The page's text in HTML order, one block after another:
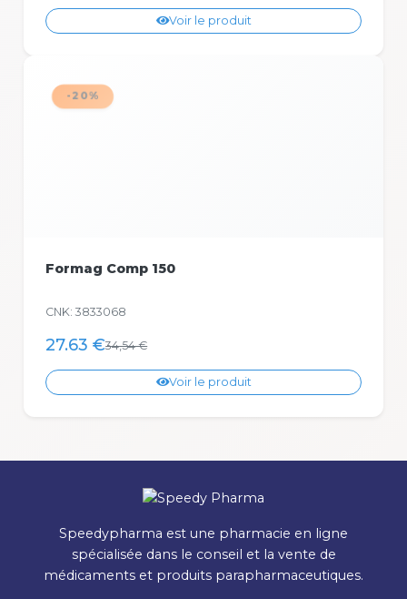
Voir le produit
-20%
Formag Comp 150
CNK: 3833068
27.63 €34,54 €
Voir le produit
Speedypharma est une pharmacie en ligne
spécialisée dans le conseil et la vente de
médicaments et produits parapharmaceutiques.